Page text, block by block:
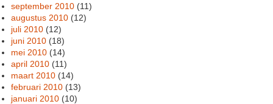
september 2010 (11)
augustus 2010 (12)
juli 2010 (12)
juni 2010 (18)
mei 2010 (14)
april 2010 (11)
maart 2010 (14)
februari 2010 (13)
januari 2010 (10)